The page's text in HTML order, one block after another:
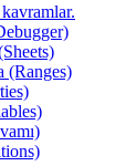
(Ranges)